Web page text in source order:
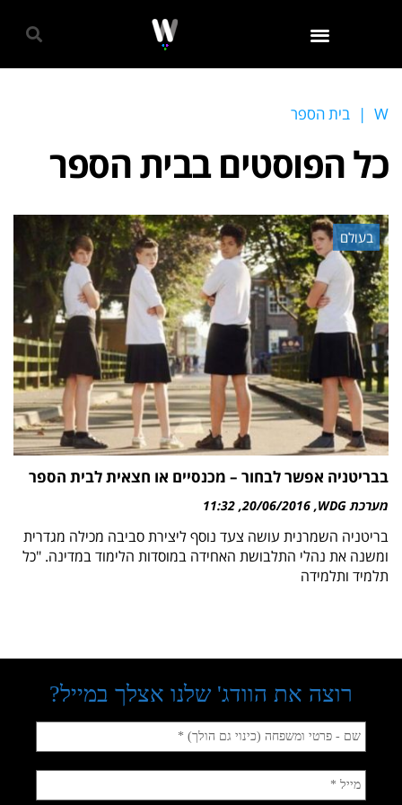
W
| בית הספר
כל הפוסטים בבית הספר
בעולם
בבריטניה אפשר לבחור – מכנסיים או חצאית לבית הספר
מערכת WDG 20/06/2016
11:32
בריטניה השמרנית עושה צעד נוסף ליצירת סביבה מכילה מגדרית
ומשנה את נהלי התלבושת האחידה במוסדות הלימוד במדינה. "כל
תלמיד ותלמידה